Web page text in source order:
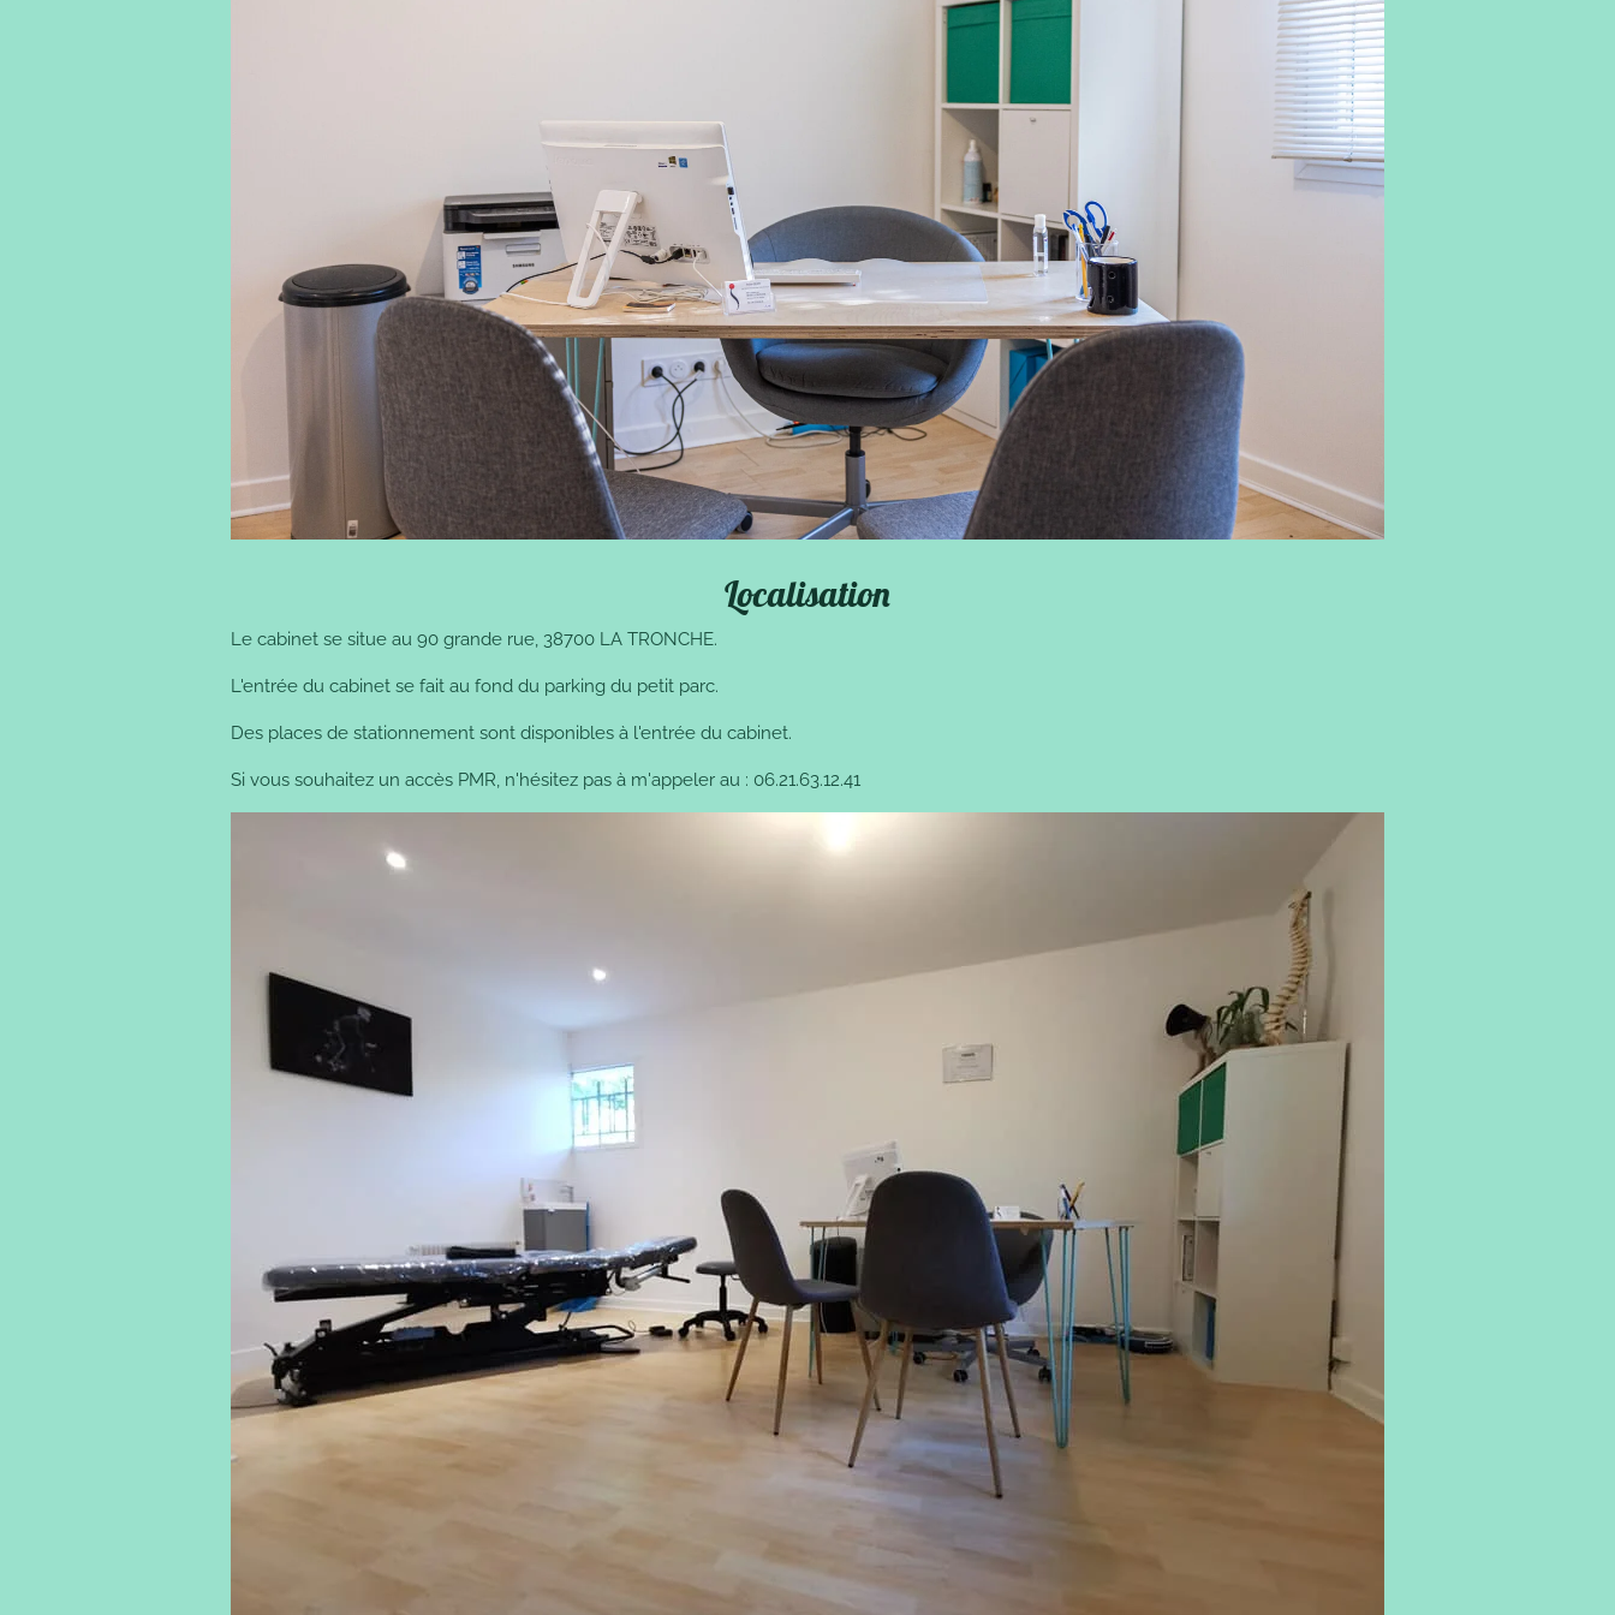
Localisation
Le cabinet se situe au 90 grande rue, 38700 LA TRONCHE.
L'entrée du cabinet se fait au fond du parking du petit parc.
Des places de stationnement sont disponibles à l'entrée du cabinet.
Si vous souhaitez un accès PMR, n'hésitez pas à m'appeler au : 06.21.63.12.41